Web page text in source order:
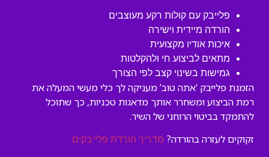
פלייבק עם קולות רקע מעוצבים
הורדה מיידית וישירה
איכות אודיו מקצועית
מתאים לביצוע חי ולהקלטות
גמישות בשינוי קצב לפי הצורך
הזמנת פלייבק ‘אתה טוב’ מעניקה לך כלי מעשי המעלה את
רמת הביצוע ומשחרר אותך מדאגות טכניות, כך שתוכל
להתמקד בביטוי הרוחני של השיר.
זקוקים לעזרה בהורדה? מדריך הורדת פלייבקים